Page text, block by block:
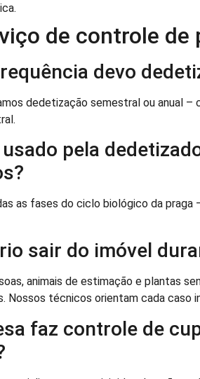
de controle de
devo
dedetização semestral ou anual
pela
as fases do ciclo biológico da praga
sair do imóvel
animais de estimação e plantas
Nossos técnicos orientam cada caso
faz controle de